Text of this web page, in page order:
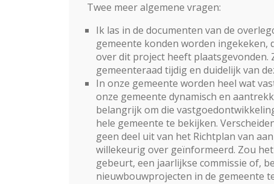
Twee meer algemene vragen:
Ik las in de documenten van de
gemeente konden worden
over dit project heeft plaatsgevonden.
gemeenteraad tijdig en duidelijk van
In onze gemeente worden heel wat
onze gemeente dynamisch en
belangrijk om die
hele gemeente te bekijken.
geen deel uit van het Richtplan van
willekeurig over geïnformeerd. Zou
gebeurt, een jaarlijkse commissie of,
nieuwbouwprojecten in de gemeente